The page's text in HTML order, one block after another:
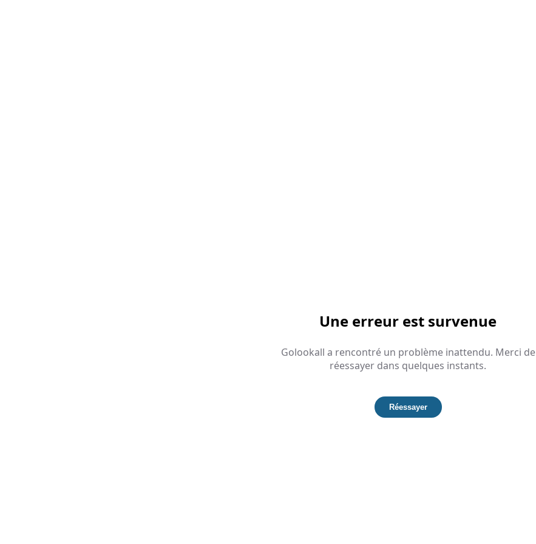
Une erreur est survenue
Golookall a rencontré un problème inattendu. Merci de
réessayer dans quelques instants.
Réessayer